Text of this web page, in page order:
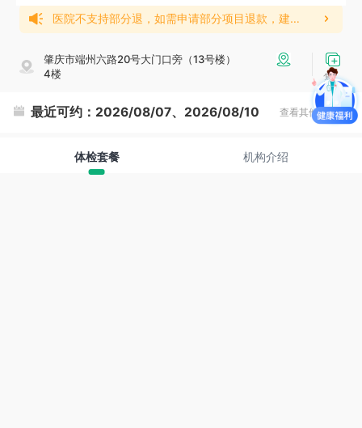
医院不支持部分退，如需申请部分项目退款，建议与医院沟通下次补检，请知悉；
肇庆市端州六路20号大门口旁（13号楼）
4楼
复
制
最近可约： 2026/08/07、2026/08/10 查看其他时间
体检套餐 机构介绍